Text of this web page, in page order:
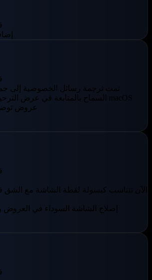
-
- تمت ترجمة رسائل الخصوصية إلى
- السماح بالمتابعة في عرض الترحيب بالخصوصية على macOS
- عروض
- إصلاح الشاشة السوداء في